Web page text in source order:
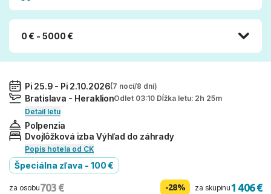
0 € - 5000 €
Pi 25.9 - Pi 2.10.2026(7 nocí/8 dní)
Bratislava - HeraklionOdlet 03:10 Dĺžka letu: 2h 25m
Detail letu
Polpenzia
Dvojlôžková izba Výhľad do záhrady
Popis hotela od CK
Špeciálna zľava - 100 €
za osobu703 € -28% za skupinu1 406 €